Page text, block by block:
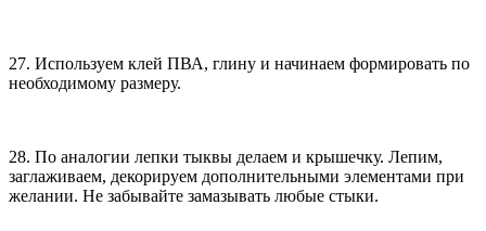
27. Используем клей ПВА, глину и начинаем формировать по
необходимому размеру.
28. По аналогии лепки тыквы делаем и крышечку. Лепим,
заглаживаем, декорируем дополнительными элементами при
желании. Не забывайте замазывать любые стыки.